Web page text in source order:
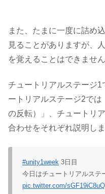
また、たまに一度に詰め
見ることがありますが、
を覚えることはできません
チュートリアルステージ1
ートリアルステージ2では
の反転）」
、チュートリ
合わせをそれぞれ説明しま
#unity1week 3日目
今日はチュートリアルステ
pic.twitter.com/sGF19iC8uQ